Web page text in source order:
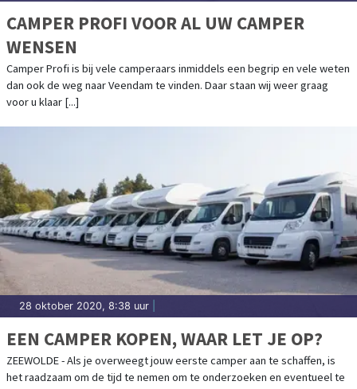
CAMPER PROFI VOOR AL UW CAMPER
WENSEN
Camper Profi is bij vele camperaars inmiddels een begrip en vele weten
dan ook de weg naar Veendam te vinden. Daar staan wij weer graag
voor u klaar [...]
28 oktober 2020, 8:38 uur
EEN CAMPER KOPEN, WAAR LET JE OP?
ZEEWOLDE - Als je overweegt jouw eerste camper aan te schaffen, is
het raadzaam om de tijd te nemen om te onderzoeken en eventueel te